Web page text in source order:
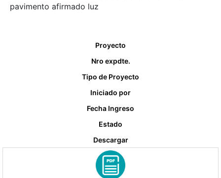
pavimento afirmado luz
Proyecto
Nro expdte.
Tipo de Proyecto
Iniciado por
Fecha Ingreso
Estado
Descargar